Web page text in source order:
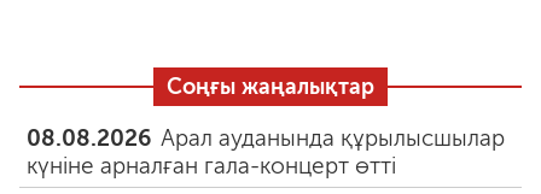
Соңғы жаңалықтар
08.08.2026 Арал ауданында құрылысшылар
күніне арналған гала-концерт өтті